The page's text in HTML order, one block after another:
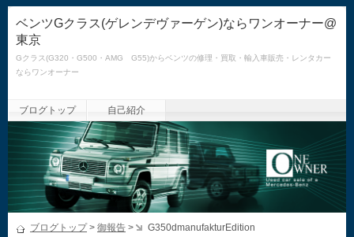
ベンツGクラス(ゲレンデヴァーゲン)ならワンオーナー@
東京
Gクラス(G320・G500・AMG G55)からベンツの修理・買取・輸入車販売・レンタカー
ならワンオーナー
ブログトップ 自己紹介
ブログトップ> 御報告 > G350dmanufakturEdition